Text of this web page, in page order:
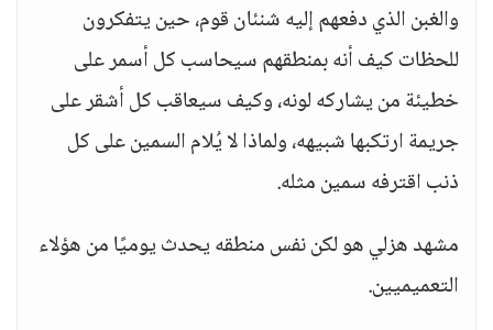
والغبن الذي دفعهم إليه شنئان قوم، حين يتفكرون
للحظات كيف أنه بمنطقهم سيحاسب كل أسمر على
خطيئة من يشاركه لونه، وكيف سيعاقب كل أشقر على
جريمة ارتكبها شبيهه، ولماذا لا يُلام السمين على كل
ذنب اقترفه سمين مثله.
مشهد هزلي هو لكن نفس منطقه يحدث يوميًا من هؤلاء
التعميميين.